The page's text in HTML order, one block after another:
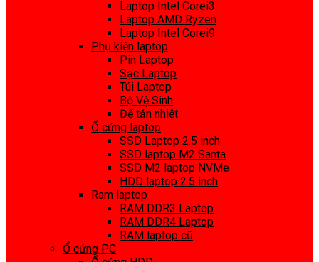
Laptop Intel Corei3
Laptop AMD Ryzen
Laptop Intel Corei9
Phụ kiện laptop
Pin Laptop
Sạc Laptop
Túi Laptop
Bộ Vệ Sinh
Đế tản nhiệt
Ổ cứng laptop
SSD Laptop 2.5 inch
SSD laptop M2 Santa
SSD M2 laptop NVMe
HDD laptop 2.5 inch
Ram laptop
RAM DDR3 Laptop
RAM DDR4 Laptop
RAM laptop cũ
Ổ cứng PC